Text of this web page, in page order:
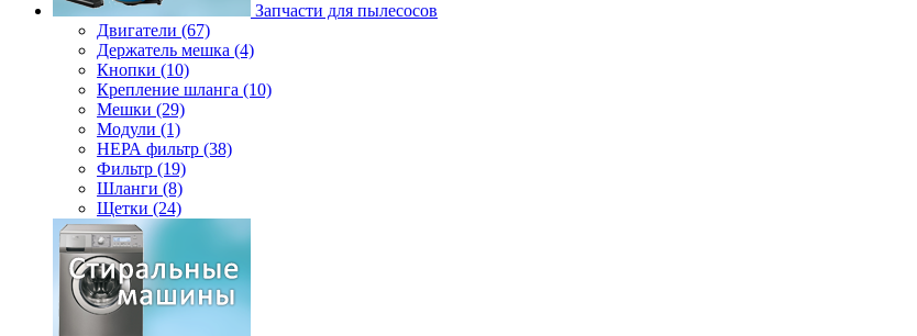
Запчасти для пылесосов
Двигатели (67)
Держатель мешка (4)
Кнопки (10)
Крепление шланга (10)
Мешки (29)
Модули (1)
НЕРА фильтр (38)
Фильтр (19)
Шланги (8)
Щетки (24)